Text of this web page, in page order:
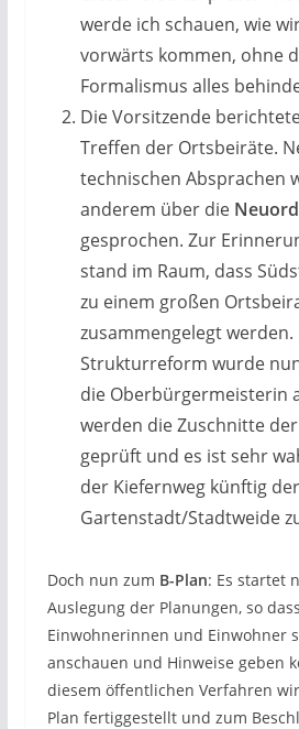
werde ich schauen, wie
vorwärts kommen, ohne
Formalismus alles
Die Vorsitzende
Treffen der Ortsbeiräte.
technischen Absprachen
anderem über die
gesprochen. Zur
stand im Raum, dass
zu einem großen
zusammengelegt werden.
Strukturreform wurde
die Oberbürgermeisterin
werden die Zuschnitte
geprüft und es ist sehr
der Kiefernweg künftig der
Gartenstadt/Stadtweide
Doch nun zum B-Plan: Es startet
Auslegung der Planungen, so
Einwohnerinnen und Einwohner
anschauen und Hinweise geben
diesem öffentlichen Verfahren
Plan fertiggestellt und zum